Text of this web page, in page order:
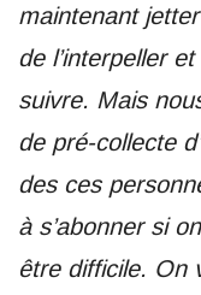
maintenant
de l’interpeller
suivre. Mais
de pré-collecte
des ces
à s’abonner si
être difficile. On